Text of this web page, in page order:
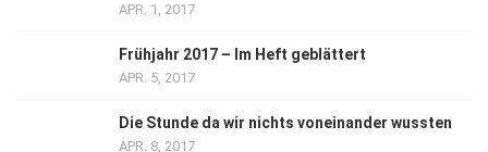
APR. 1, 2017
Frühjahr 2017 – Im Heft geblättert
APR. 5, 2017
Die Stunde da wir nichts voneinander wussten
APR. 8, 2017